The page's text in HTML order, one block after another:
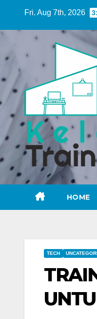
content
Fri. Aug 7th, 2026
HOME
TECH